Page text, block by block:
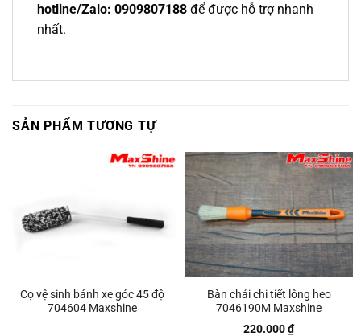
hotline/Zalo: 0909807188 để được hỗ trợ nhanh
nhất.
SẢN PHẨM TƯƠNG TỰ
Cọ vệ sinh bánh xe góc 45 độ
704604 Maxshine
Bàn chải chi tiết lông heo
7046190M Maxshine
220.000₫